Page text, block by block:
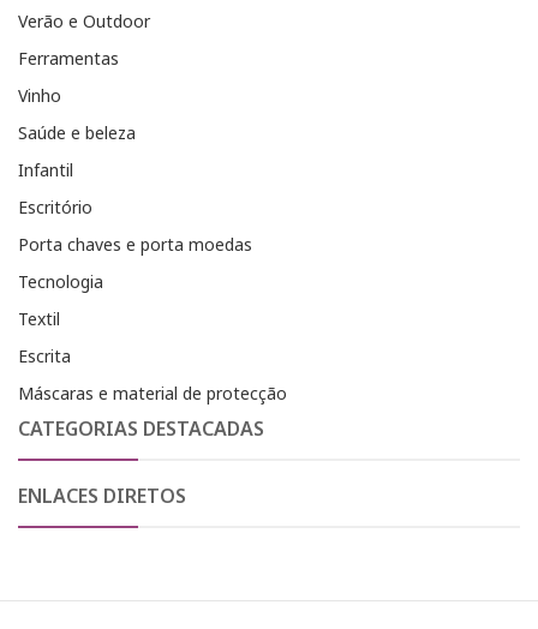
Verão e Outdoor
Ferramentas
Vinho
Saúde e beleza
Infantil
Escritório
Porta chaves e porta moedas
Tecnologia
Textil
Escrita
Máscaras e material de protecção
CATEGORIAS DESTACADAS
ENLACES DIRETOS